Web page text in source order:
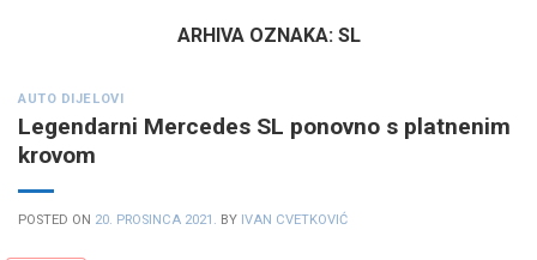
ARHIVA OZNAKA: SL
AUTO DIJELOVI
Legendarni Mercedes SL ponovno s platnenim
krovom
POSTED ON 20. PROSINCA 2021. BY IVAN CVETKOVIĆ